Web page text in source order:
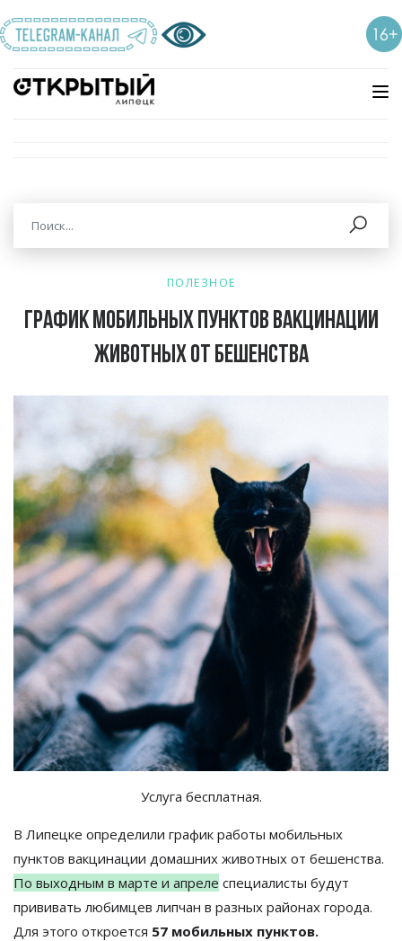
ПОЛЕЗНОЕ
График мобильных пунктов вакцинации
животных от бешенства
Услуга бесплатная.
В Липецке определили график работы мобильных
пунктов вакцинации домашних животных от бешенства.
По выходным в марте и апреле специалисты будут
прививать любимцев липчан в разных районах города.
Для этого откроется 57 мобильных пунктов.